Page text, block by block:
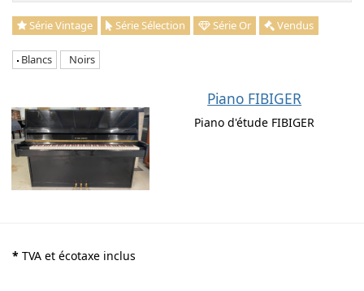
Série Vintage Série Sélection Série Or Vendus
Blancs Noirs
Piano FIBIGER
Piano d'étude FIBIGER
* TVA et écotaxe inclus